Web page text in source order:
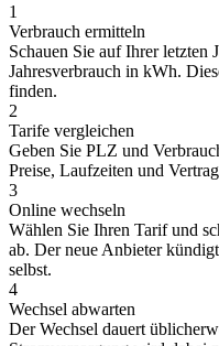
1
Verbrauch ermitteln
Schauen Sie auf Ihrer letzten
Jahresverbrauch in kWh.
finden.
2
Tarife vergleichen
Geben Sie PLZ und
Preise, Laufzeiten und
3
Online wechseln
Wählen Sie Ihren Tarif und
ab. Der neue Anbieter
selbst.
4
Wechsel abwarten
Der Wechsel dauert